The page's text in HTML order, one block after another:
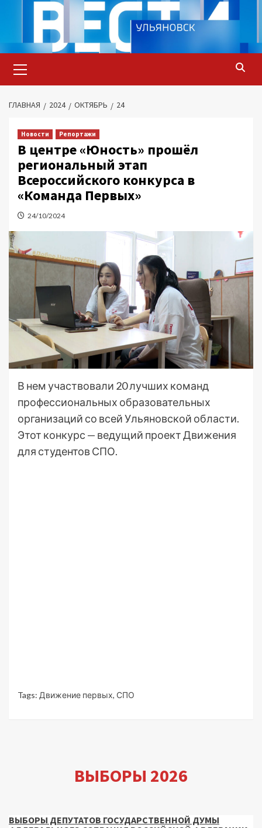
содержимому
меню
ГЛАВНАЯ 2024 ОКТЯБРЬ 24
Новости Репортажи
В центре «Юность» прошёл
региональный этап
Всероссийского конкурса в
«Команда Первых»
24/10/2024
В нем участвовали 20 лучших команд
профессиональных образовательных
организаций со всей Ульяновской области.
Этот конкурс — ведущий проект Движения
для студентов СПО.
Tags: Движение первых, СПО
ВЫБОРЫ 2026
ВЫБОРЫ ДЕПУТАТОВ ГОСУДАРСТВЕННОЙ ДУМЫ